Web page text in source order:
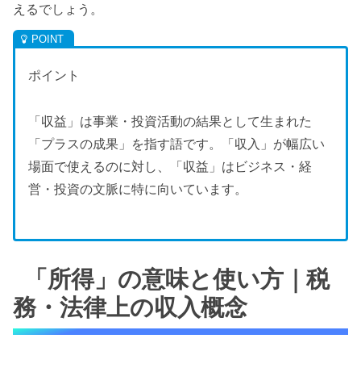
えるでしょう。
ポイント
「収益」は事業・投資活動の結果として生まれた
「プラスの成果」を指す語です。「収入」が幅広い
場面で使えるのに対し、「収益」はビジネス・経
営・投資の文脈に特に向いています。
「所得」の意味と使い方｜税
務・法律上の収入概念